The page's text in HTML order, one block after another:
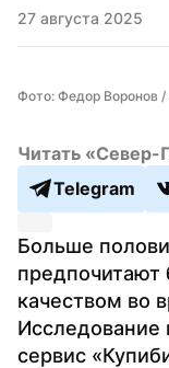
27 августа 2025
Фото: Федор Воронов
Читать «Север-
Telegram
Больше
предпочитают
качеством во
сервис